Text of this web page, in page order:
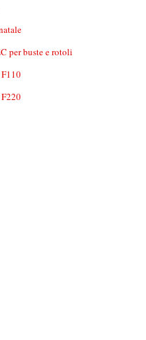
per buste e rotoli